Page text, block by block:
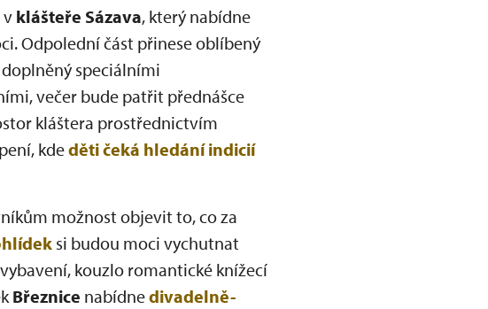
v klášteře Sázava, který nabídne
Odpolední část přinese oblíbený
doplněný speciálními
večer bude patřit přednášce
kláštera prostřednictvím
kdeděti čeká hledání indicií
možnost objevit to, co za
si budou moci vychutnat
kouzlo romantické knížecí
Březnice nabídnedivadelně-